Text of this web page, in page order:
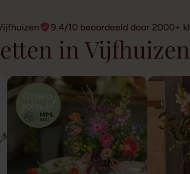
9.4/10 beoordeeld door 2000+
in Vijfhuizen